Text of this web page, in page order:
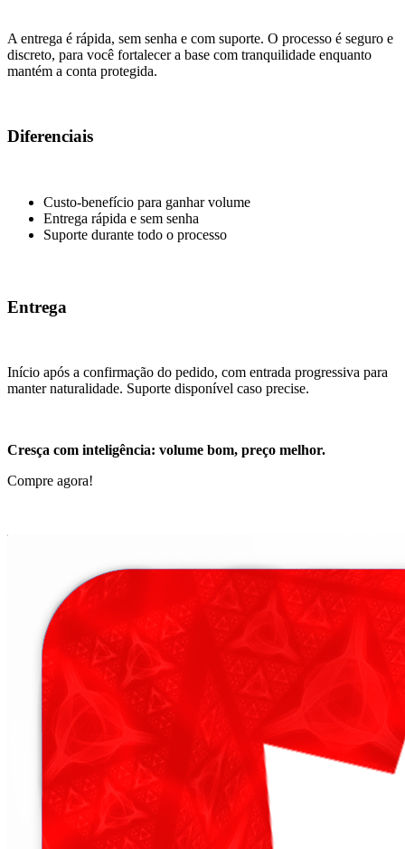
A entrega é rápida, sem senha e com suporte. O processo é seguro e
discreto, para você fortalecer a base com tranquilidade enquanto
mantém a conta protegida.
Diferenciais
Custo-benefício para ganhar volume
Entrega rápida e sem senha
Suporte durante todo o processo
Entrega
Início após a confirmação do pedido, com entrada progressiva para
manter naturalidade. Suporte disponível caso precise.
Cresça com inteligência: volume bom, preço melhor.
Compre agora!